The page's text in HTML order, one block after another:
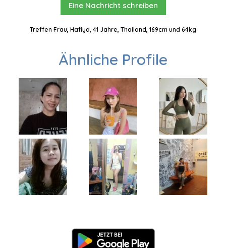
Eine Nachricht schreiben
Treffen Frau, Hafiya, 41 Jahre, Thailand, 169cm und 64kg
Ähnliche Profile